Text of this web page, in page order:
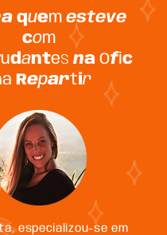
a quem esteve
com
udantesna Ofic
a Repartir
especializou-se em